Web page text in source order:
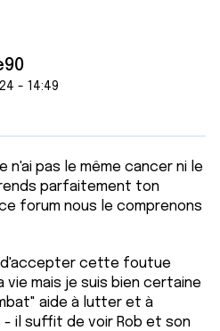
- 14:49
n'ai pas le même cancer ni le
parfaitement ton
forum nous le comprenons
d'accepter cette foutue
mais je suis bien certaine
aide à lutter et à
il suffit de voir Rob et son